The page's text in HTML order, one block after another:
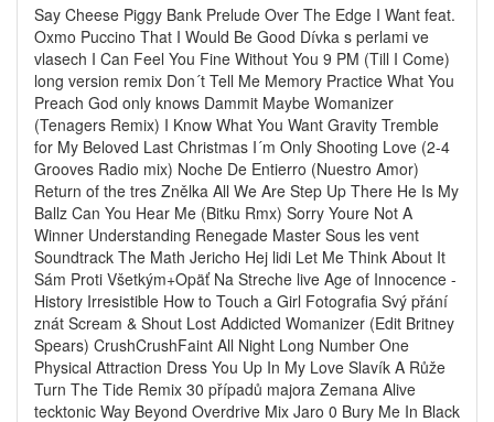
Say Cheese Piggy Bank Prelude Over The Edge I Want feat.
Oxmo Puccino That I Would Be Good Dívka s perlami ve
vlasech I Can Feel You Fine Without You 9 PM (Till I Come)
long version remix Don´t Tell Me Memory Practice What You
Preach God only knows Dammit Maybe Womanizer
(Tenagers Remix) I Know What You Want Gravity Tremble
for My Beloved Last Christmas I´m Only Shooting Love (2-4
Grooves Radio mix) Noche De Entierro (Nuestro Amor)
Return of the tres Znělka All We Are Step Up There He Is My
Ballz Can You Hear Me (Bitku Rmx) Sorry Youre Not A
Winner Understanding Renegade Master Sous les vent
Soundtrack The Math Jericho Hej lidi Let Me Think About It
Sám Proti Všetkým+Opäť Na Streche live Age of Innocence -
History Irresistible How to Touch a Girl Fotografia Svý přání
znát Scream & Shout Lost Addicted Womanizer (Edit Britney
Spears) CrushCrushFaint All Night Long Number One
Physical Attraction Dress You Up In My Love Slavík A Růže
Turn The Tide Remix 30 případů majora Zemana Alive
tecktonic Way Beyond Overdrive Mix Jaro 0 Bury Me In Black